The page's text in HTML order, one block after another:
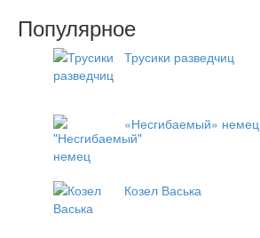
Популярное
Трусики разведчиц
«Несгибаемый» немец
Козел Васька